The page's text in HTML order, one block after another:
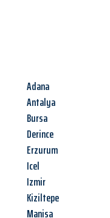
Adana
Antalya
Bursa
Derince
Erzurum
Icel
Izmir
Kiziltepe
Manisa